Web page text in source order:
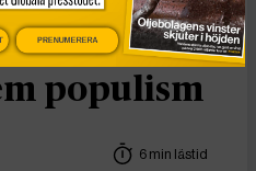
Arendt kan
populism
6 min lästid
PRENUMERERA